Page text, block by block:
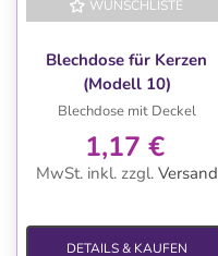
WUNSCHLISTE
Blechdose für Kerzen
(Modell 10)
Blechdose mit Deckel
1,17 €
MwSt. inkl. zzgl. Versand
DETAILS & KAUFEN